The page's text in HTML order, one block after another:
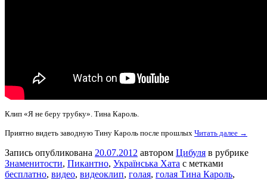
Клип «Я не беру трубку». Тина Кароль.
Приятно видеть заводную Тину Кароль после прошлых Читать далее →
Запись опубликована 20.07.2012 автором Цибуля в рубрике
Знаменитости, Пикантно, Українська Хата с метками
бесплатно, видео, видеоклип, голая, голая Тина Кароль,